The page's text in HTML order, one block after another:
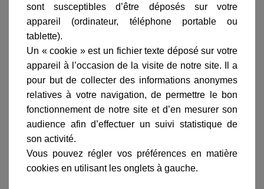
gamme complète
En savoir plus sur :Borne Bermude 82cm Rouille-
Roger Pradier
Laborne Bermude 82 cm peut-être équipée d'une
ampoule basse consommation, LED n'excédant pas
sont susceptibles d’être déposés sur votre
appareil (ordinateur, téléphone portable ou
tablette).
Un « cookie » est un fichier texte déposé sur votre
appareil à l’occasion de la visite de notre site. Il a
pour but de collecter des informations anonymes
relatives à votre navigation, de permettre le bon
fonctionnement de notre site et d’en mesurer son
audience afin d’effectuer un suivi statistique de
son activité.
Vous pouvez régler vos préférences en matière
cookies en utilisant les onglets à gauche.